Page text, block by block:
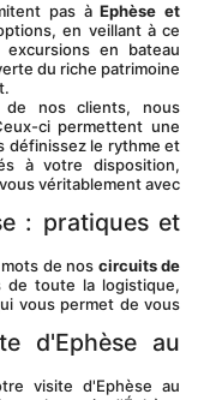
pas à Ephèse et
en veillant à ce
en bateau
du riche patrimoine
ci permettent une
définissez le rythme et
à votre disposition,
véritablement avec
: pratiques et
de nos circuits de
toute la logistique,
vous permet de vous
d'Ephèse au